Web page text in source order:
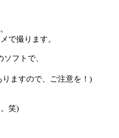
で撮ります。
フトで、
ますので、ご注意を！)
笑)